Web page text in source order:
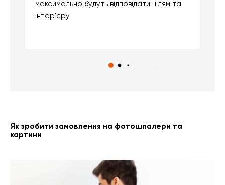
максимально будуть відповідати цілям та
інтер'єру
Як зробити замовлення на фотошпалери та
картини